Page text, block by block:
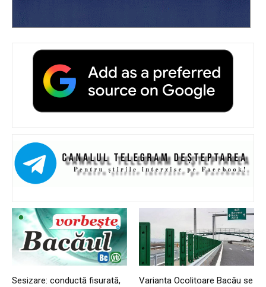
Sesizare: conductă fisurată,
Varianta Ocolitoare Bacău se